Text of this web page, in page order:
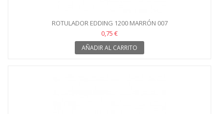
ROTULADOR EDDING 1200 MARRÓN 007
0,75 €
AÑADIR AL CARRITO